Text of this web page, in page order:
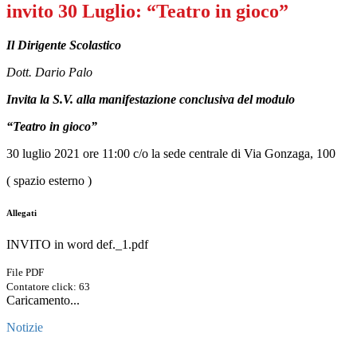
invito 30 Luglio: “Teatro in gioco”
Il Dirigente Scolastico
Dott. Dario Palo
Invita la S.V. alla manifestazione conclusiva del modulo
“Teatro in gioco”
30 luglio 2021 ore 11:00 c/o la sede centrale di Via Gonzaga, 100
( spazio esterno )
Allegati
INVITO in word def._1.pdf
File PDF
Contatore click: 63
Caricamento...
Notizie